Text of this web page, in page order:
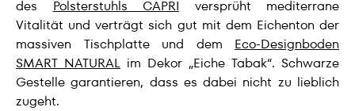
des Polsterstuhls CAPRI versprüht mediterrane
Vitalität und verträgt sich gut mit dem Eichenton der
massiven Tischplatte und dem Eco-Designboden
SMART NATURAL im Dekor „Eiche Tabak“. Schwarze
Gestelle garantieren, dass es dabei nicht zu lieblich
zugeht.